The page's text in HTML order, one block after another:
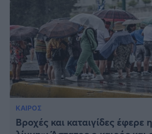
ΚΑΙΡΟΣ
Βροχές και καταιγίδες έφερε